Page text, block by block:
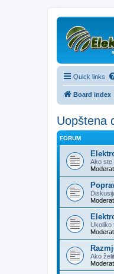
Quick links
Board index
Uopštena
FORUM
Ako ste
Ukoliko
Ako